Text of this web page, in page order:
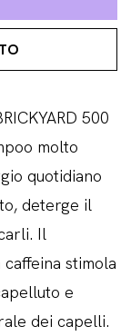
500
molto
quotidiano
deterge il
Il
stimola
e
dei capelli.